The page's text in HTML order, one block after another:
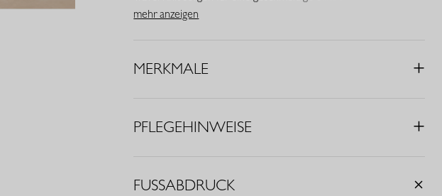
Stretch. Die goldenen Knöpfe verleihen dieser Strickjacke in der
• Farbe: Latte
• Goldene Knöpfe
mehr anzeigen
MERKMALE
PFLEGEHINWEISE
FUSSABDRUCK